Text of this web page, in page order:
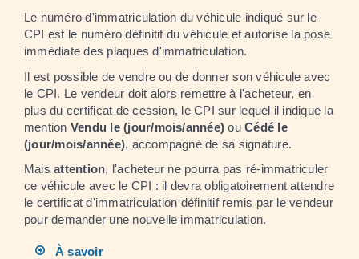
Le numéro d'immatriculation du véhicule indiqué sur le
CPI est le numéro définitif du véhicule et autorise la pose
immédiate des plaques d'immatriculation.
Il est possible de vendre ou de donner son véhicule avec
le CPI. Le vendeur doit alors remettre à l'acheteur, en
plus du certificat de cession, le CPI sur lequel il indique la
mention Vendu le (jour/mois/année) ouCédé le
(jour/mois/année), accompagné de sa signature.
Maisattention, l'acheteur ne pourra pas ré-immatriculer
ce véhicule avec le CPI : il devra obligatoirement attendre
le certificat d'immatriculation définitif remis par le vendeur
pour demander une nouvelle immatriculation.
À savoir